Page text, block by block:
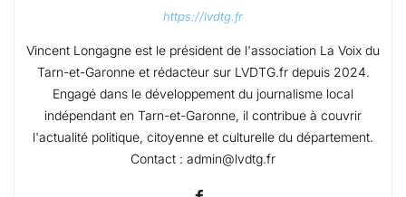
https://lvdtg.fr
Vincent Longagne est le président de l'association La Voix du
Tarn-et-Garonne et rédacteur sur LVDTG.fr depuis 2024.
Engagé dans le développement du journalisme local
indépendant en Tarn-et-Garonne, il contribue à couvrir
l'actualité politique, citoyenne et culturelle du département.
Contact : admin@lvdtg.fr